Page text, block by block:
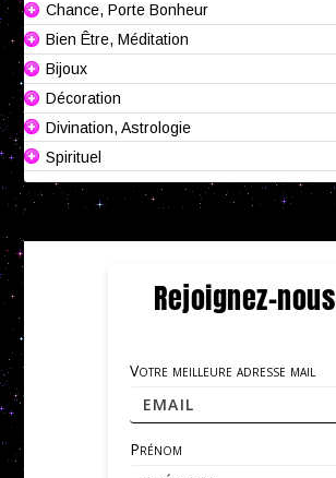
Chance, Porte Bonheur
Bien Être, Méditation
Bijoux
Décoration
Divination, Astrologie
Spirituel
Rejoignez-nous
Votre meilleure adresse mail
Prénom